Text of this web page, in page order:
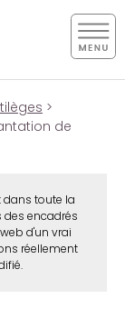
>
de
dans toute la
des encadrés
d'un vrai
réellement